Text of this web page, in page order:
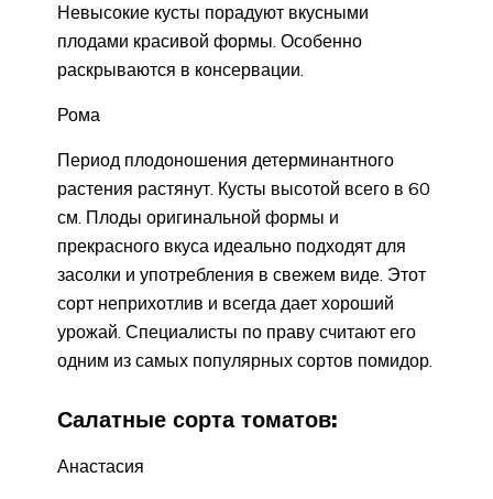
Невысокие кусты порадуют вкусными
плодами красивой формы. Особенно
раскрываются в консервации.
Рома
Период плодоношения детерминантного
растения растянут. Кусты высотой всего в 60
см. Плоды оригинальной формы и
прекрасного вкуса идеально подходят для
засолки и употребления в свежем виде. Этот
сорт неприхотлив и всегда дает хороший
урожай. Специалисты по праву считают его
одним из самых популярных сортов помидор.
Салатные сорта томатов:
Анастасия